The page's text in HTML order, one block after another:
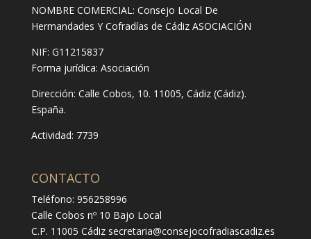
NOMBRE COMERCIAL: Consejo Local De
Hermandades Y Cofradías de Cádiz ASOCIACIÓN
NIF: G11215837
Forma jurídica: Asociación
Dirección: Calle Cobos, 10. 11005, Cádiz (Cádiz).
España.
Actividad: 7739
CONTACTO
Teléfono: 956258996
Calle Cobos nº 10 Bajo Local
C.P. 11005 Cádiz secretaria@consejocofradiascadiz.es